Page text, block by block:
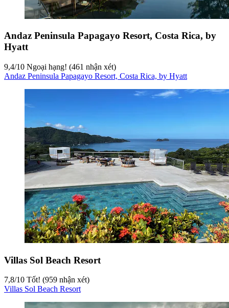
Andaz Peninsula Papagayo Resort, Costa Rica, by
Hyatt
9,4/10 Ngoại hạng! (461 nhận xét)
Andaz Peninsula Papagayo Resort, Costa Rica, by Hyatt
Villas Sol Beach Resort
7,8/10 Tốt! (959 nhận xét)
Villas Sol Beach Resort